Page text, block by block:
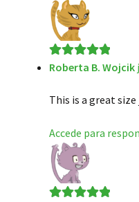
Valorado en5
Roberta B. Wojcik
This is a great
Accede para